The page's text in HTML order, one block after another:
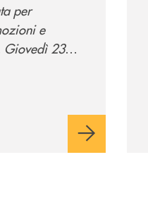
per
e
Giovedì 23